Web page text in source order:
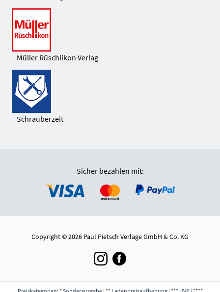
Müller Rüschlikon Verlag
Schrauberzeit
Sicher bezahlen mit:
Copyright © 2026 Paul Pietsch Verlage GmbH & Co. KG